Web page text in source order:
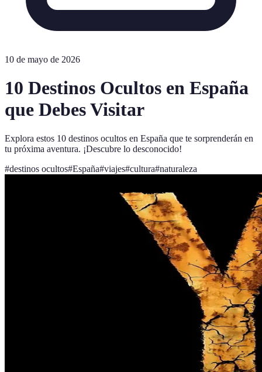
10 de mayo de 2026
10 Destinos Ocultos en España
que Debes Visitar
Explora estos 10 destinos ocultos en España que te sorprenderán en
tu próxima aventura. ¡Descubre lo desconocido!
#destinos ocultos#España#viajes#cultura#naturaleza